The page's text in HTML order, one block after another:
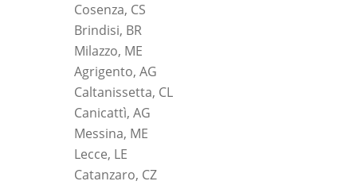
Cosenza, CS
Brindisi, BR
Milazzo, ME
Agrigento, AG
Caltanissetta, CL
Canicattì, AG
Messina, ME
Lecce, LE
Catanzaro, CZ